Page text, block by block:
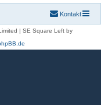
Kontakt
| SE Square Left by